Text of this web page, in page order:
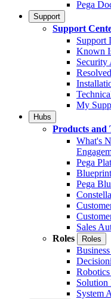
Pega
Support
Support
Support
Known
Security
My
Hubs
Products and
What's
Pega
Pega
Sales
Roles
Roles
Solution
System